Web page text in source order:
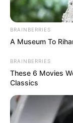
„Od kada si ovo
BRAINBERRIES
A Museum To
BRAINBERRIES
These 6 Movies
Classics